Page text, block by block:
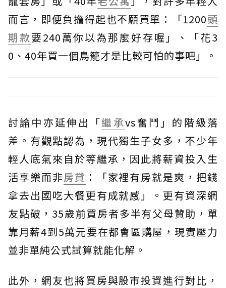
而言，即便負擔得起也不願買單：「1200頭
期款要240萬你以為那麼好存喔」、「花3
0、40年買一個鳥籠才是比較可怕的事吧」。
討論中亦延伸出「繼承vs奮鬥」的階級落
差。有觀點認為，現代獨生子女多，不少年
輕人底氣來自於等繼承，因此將薪資投入生
活享樂而非房貸 ：「家裡有房就是爽，把錢
拿去出國吃大餐更有成就感」。更有資深網
友點破，35歲前買房者多半有父母贊助，單
靠月薪4到5萬元要在都會區購屋，現實壓力
並非單純公式試算就能化解。
此外，網友也將買房與股市投資進行對比，